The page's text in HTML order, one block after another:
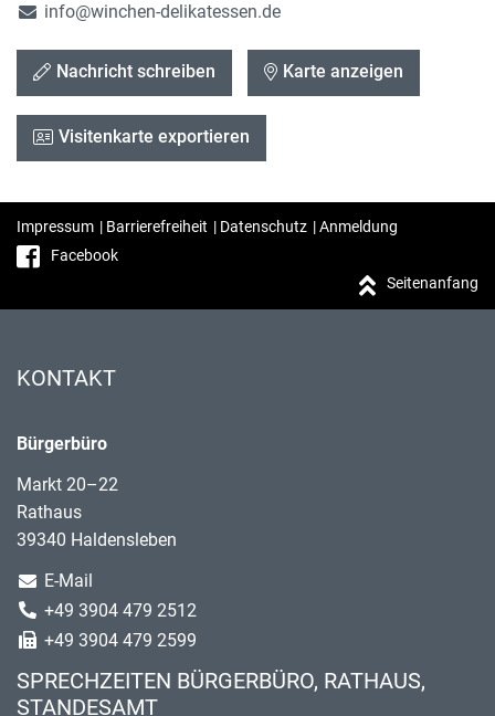
info@winchen-delikatessen.de
Nachricht schreiben Karte anzeigen
Visitenkarte exportieren
Impressum | Barrierefreiheit | Datenschutz |Anmeldung
Facebook
Seitenanfang
KONTAKT
Bürgerbüro
Markt 20–22
Rathaus
39340 Haldensleben
E-Mail
+49 3904 479 2512
+49 3904 479 2599
SPRECHZEITEN BÜRGERBÜRO, RATHAUS,
STANDESAMT